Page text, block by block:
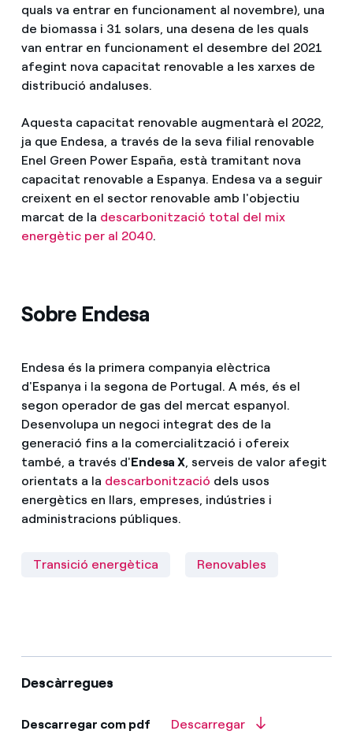
quals va entrar en funcionament al novembre), una
de biomassa i 31 solars, una desena de les quals
van entrar en funcionament el desembre del 2021
afegint nova capacitat renovable a les xarxes de
distribució andaluses.
Aquesta capacitat renovable augmentarà el 2022,
ja que Endesa, a través de la seva filial renovable
Enel Green Power España, està tramitant nova
capacitat renovable a Espanya. Endesa va a seguir
creixent en el sector renovable amb l'objectiu
marcat de la descarbonització total del mix
energètic per al 2040.
Sobre Endesa
Endesa és la primera companyia elèctrica
d'Espanya i la segona de Portugal. A més, és el
segon operador de gas del mercat espanyol.
Desenvolupa un negoci integrat des de la
generació fins a la comercialització i ofereix
també, a través d'Endesa X , serveis de valor afegit
orientats a la descarbonització dels usos
energètics en llars, empreses, indústries i
administracions públiques.
Transició energètica Renovables
Descàrregues
Descarregar com pdf Descarregar